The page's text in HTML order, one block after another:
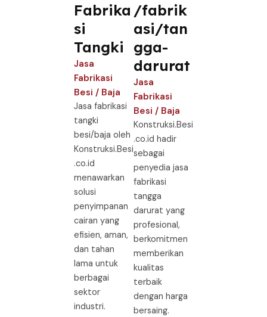
Fabrika
si
Tangki
Jasa
Fabrikasi
Besi / Baja
Jasa fabrikasi
tangki
besi/baja oleh
Konstruksi.Besi
.co.id
menawarkan
solusi
penyimpanan
cairan yang
efisien, aman,
dan tahan
lama untuk
berbagai
sektor
industri.
/fabrik
asi/tan
gga-
darurat
Jasa
Fabrikasi
Besi / Baja
Konstruksi.Besi
.co.id hadir
sebagai
penyedia jasa
fabrikasi
tangga
darurat yang
profesional,
berkomitmen
memberikan
kualitas
terbaik
dengan harga
bersaing.